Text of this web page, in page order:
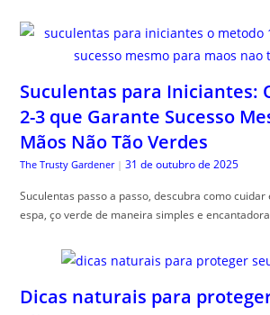
Suculentas para Iniciantes:
2-3 que Garante Sucesso
Mãos Não Tão Verdes
The Trusty Gardener | 31 de outubro de 2025
Suculentas passo a passo, descubra como
espa, ço verde de maneira simples e
Dicas naturais para